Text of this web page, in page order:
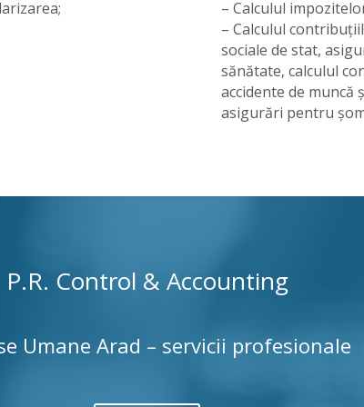
– Calculul
– Calculul
sociale de stat,
sănătate, calculul
accidente de muncă
asigurări pentru
P.R. Control & Accounting
Umane Arad – servicii profesionale